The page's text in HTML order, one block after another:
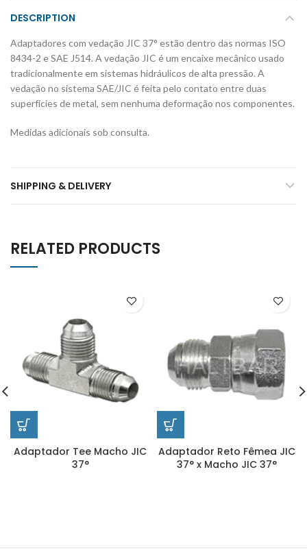
DESCRIPTION
Adaptadores com vedação JIC 37° estão dentro das normas ISO
8434-2 e SAE J514. A vedação JIC é um encaixe mecânico usado
tradicionalmente em sistemas hidráulicos de alta pressão. A
vedação no sistema SAE/JIC é feita pelo contato entre duas
superfícies de metal, sem nenhuma deformação nos componentes.
Medidas adicionais sob consulta.
SHIPPING & DELIVERY
RELATED PRODUCTS
Adaptador Tee Macho JIC
37°
Adaptador Reto Fêmea JIC
37° x Macho JIC 37°